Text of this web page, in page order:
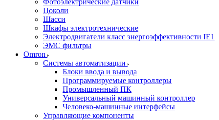
Фотоэлектрические датчики
Цоколи
Шасси
Шкафы электротехнические
Электродвигатели класс энергоэффективности IE1
ЭМС фильтры
Omron
Системы автоматизации
Блоки ввода и вывода
Программируемые контроллеры
Промышленный ПК
Универсальный машинный контроллер
Человеко-машинные интерфейсы
Управляющие компоненты